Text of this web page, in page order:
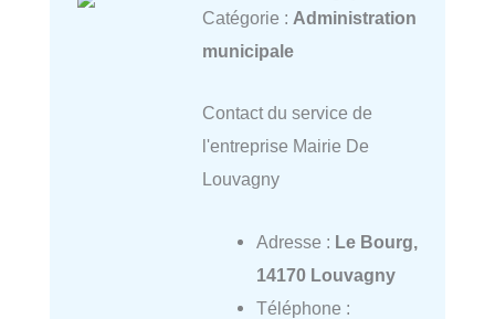
Catégorie : Administration
municipale
Contact du service de
l'entreprise Mairie De
Louvagny
Adresse : Le Bourg,
14170 Louvagny
Téléphone :